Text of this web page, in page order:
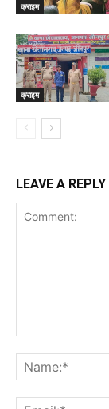
क्राइम
क्राइम
LEAVE A REPLY